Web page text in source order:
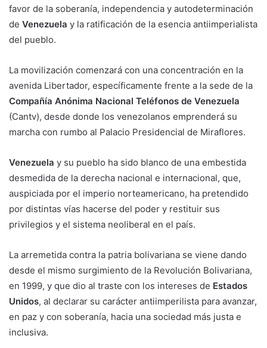
favor de la soberanía, independencia y autodeterminación
de Venezuela y la ratificación de la esencia antiimperialista
del pueblo.
La movilización comenzará con una concentración en la
avenida Libertador, específicamente frente a la sede de la
Compañía Anónima Nacional Teléfonos de Venezuela
(Cantv), desde donde los venezolanos emprenderá su
marcha con rumbo al Palacio Presidencial de Miraflores.
Venezuela y su pueblo ha sido blanco de una embestida
desmedida de la derecha nacional e internacional, que,
auspiciada por el imperio norteamericano, ha pretendido
por distintas vías hacerse del poder y restituir sus
privilegios y el sistema neoliberal en el país.
La arremetida contra la patria bolivariana se viene dando
desde el mismo surgimiento de la Revolución Bolivariana,
en 1999, y que dio al traste con los intereses de Estados
Unidos, al declarar su carácter antiimperilista para avanzar,
en paz y con soberanía, hacia una sociedad más justa e
inclusiva.